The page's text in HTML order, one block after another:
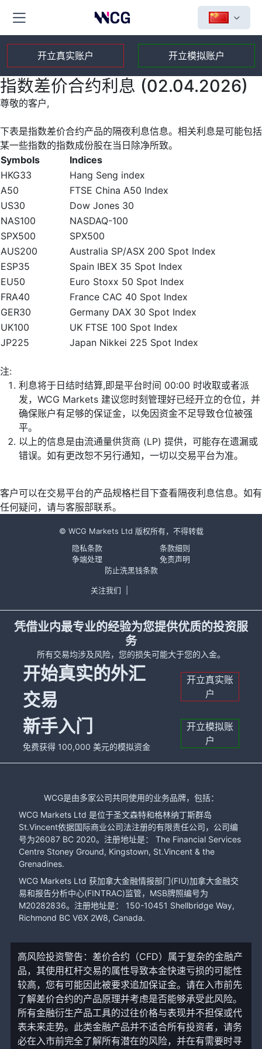
开立真实账户 开立模拟账户
指数差价合约利息 (02.04.2026)
尊敬的客户,
下表是指数差价合约产品的隔夜利息信息。相关利息是可能包括
某一些指数的指数成份股在当日除净所致。
Symbols
Indices
HKG33
Hang Seng index
A50
FTSE China A50 Index
US30
Dow Jones 30
NAS100
NASDAQ-100
SPX500
SPX500
AUS200
Australia SP/ASX 200 Spot Index
ESP35
Spain IBEX 35 Spot Index
EU50
Euro Stoxx 50 Spot Index
FRA40
France CAC 40 Spot Index
GER30
Germany DAX 30 Spot Index
UK100
UK FTSE 100 Spot Index
JP225
Japan Nikkei 225 Spot Index
注:
利息将于日结时结算,即是平台时间 00:00 时收取或者派
发，WCG Markets 建议您时刻管理好已经开立的仓位，并
确保账户有足够的保证金，以免因资金不足导致仓位被强
平。
以上的信息是由流通量供货商 (LP) 提供，可能存在遗漏或
错误。如有更改恕不另行通知，一切以交易平台为准。
客户可以在交易平台的产品规格栏目下查看隔夜利息信息。如有
任何疑问，请与客服部联系。
© WCG Markets Ltd 版权所有，不得转载
隐私条款
条款细则
争端处理
免责声明
防止洗黑钱条款
关注我们
凭借业内最专业的经验为您提供优质的投资服
务
所有交易均涉及风险，您的损失可能大于您的入金。
开始真实的外汇
交易
开立真实账
户
新手入门
免费获得 100,000 美元的模拟资金
开立模拟账
户
WCG是由多家公司共同使用的业务品牌，包括：
WCG Markets Ltd 是位于圣文森特和格林纳丁斯群岛
St.Vincent依据国际商业公司法注册的有限责任公司，公司编
号为26087 BC 2020。注册地址是： The Financial Services
Centre Stoney Ground, Kingstown, St.Vincent & the
Grenadines.
WCG Markets Ltd 获加拿大金融情报部门(FIU)加拿大金融交
易和报告分析中心(FINTRAC)监管，MSB牌照编号为
M20282836。注册地址是： 150-10451 Shellbridge Way,
Richmond BC V6X 2W8, Canada.
高风险投资警告：差价合约（CFD）属于复杂的金融产
品，其使用杠杆交易的属性导致本金快速亏损的可能性
较高，您有可能因此被要求追加保证金。请在入市前先
了解差价合约的产品原理并考虑是否能够承受此风险。
所有金融衍生产品工具的过往价格与表现并不担保或代
表未来走势。此类金融产品并不适合所有投资者，请务
必在入市前完全了解所有潜在的风险，并在有需要时寻